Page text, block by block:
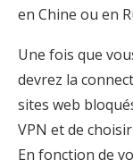
en Chine ou en
Une fois que
devrez la
sites web
VPN et de
En fonction de